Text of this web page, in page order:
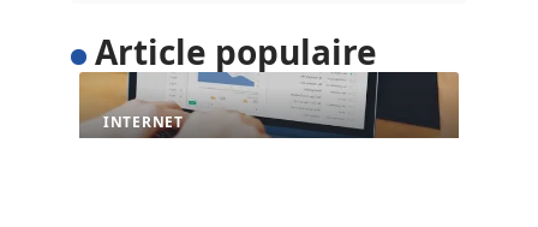
Article populaire
INTERNET